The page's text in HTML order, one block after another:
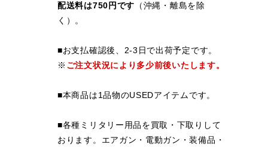
配送料は750円です （沖縄・離島を除
く）。
■お支払確認後、2-3日で出荷予定です。
※ ご注文状況により多少前後いたします。
■本商品は1品物のUSEDアイテムです。
■各種ミリタリー用品を買取・下取りして
おります。エアガン・電動ガン・装備品・